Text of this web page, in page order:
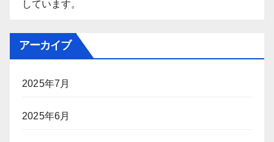
しています。
アーカイブ
2025年7月
2025年6月